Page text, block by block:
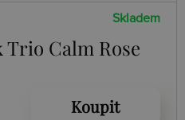
Skladem
Calm Rose
Koupit